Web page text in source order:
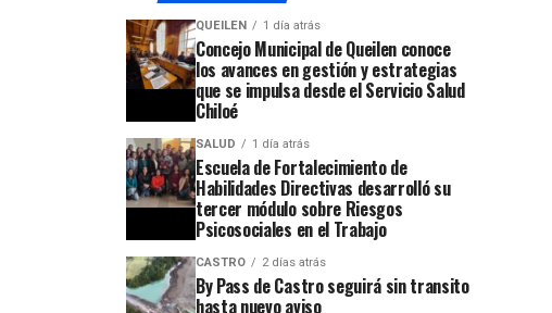
QUEILEN 1 día atrás
Concejo Municipal de Queilen conoce
los avances en gestión y estrategias
que se impulsa desde el Servicio Salud
Chiloé
SALUD 1 día atrás
Escuela de Fortalecimiento de
Habilidades Directivas desarrolló su
tercer módulo sobre Riesgos
Psicosociales en el Trabajo
CASTRO 2 días atrás
By Pass de Castro seguirá sin transito
hasta nuevo aviso